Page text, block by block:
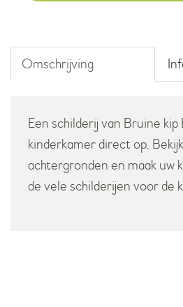
Omschrijving
Een schilderij van Bruine
kinderkamer direct op.
achtergronden en maak uw
de vele schilderijen voor de